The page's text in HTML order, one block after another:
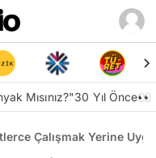
Mısınız?"30 Yıl Önce👀
Çalışmak Yerine